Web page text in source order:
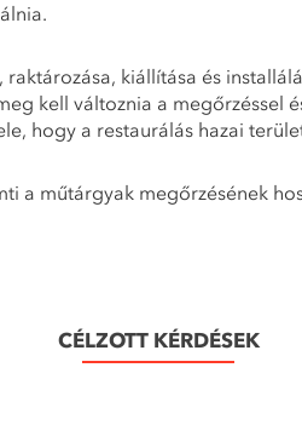
kiállítása és
kell változnia a megőrzéssel
hogy a restaurálás hazai
a műtárgyak megőrzésének
CÉLZOTT KÉRDÉSEK